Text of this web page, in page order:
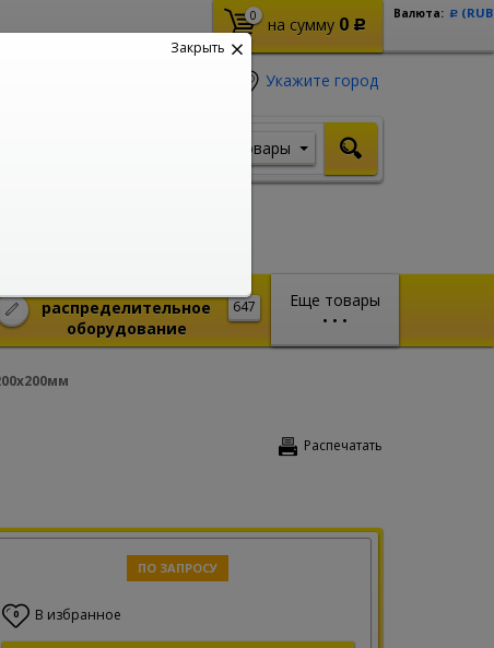
0 на сумму 0 Р
Валюта: Р
Укажите город
Товары
Еще товары
• • •
647
распределительное
оборудование
Распечатать
ПО ЗАПРОСУ
0 В избранное
Закрыть